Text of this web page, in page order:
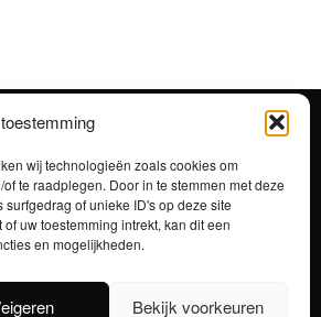
wij technologieën zoals cookies om
te raadplegen. Door in te stemmen met deze
of unieke ID's op deze site
uw toestemming intrekt, kan dit een
en mogelijkheden.
Bekijk voorkeuren